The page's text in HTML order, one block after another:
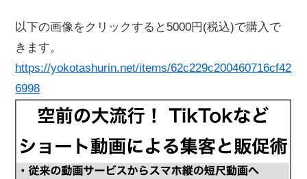
以下の画像をクリックすると5000円(税込)で購入で
きます。
https://yokotashurin.net/items/62c229c200460716cf42
6998